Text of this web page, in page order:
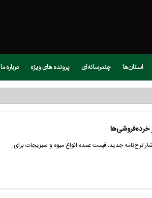
استان‌ها چندرسانه‌ای پرونده های ویژه درباره ما
نرخ‌نامه جدید، قیمت عمده انواع میوه و سبزیجات برای…